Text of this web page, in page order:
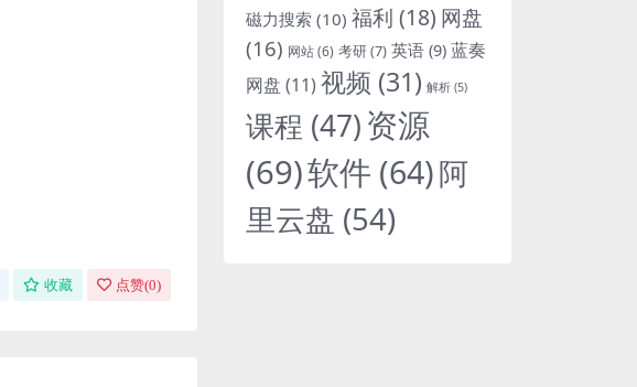
收藏 点赞(0)
磁力搜索 (10) 福利 (18) 网盘
(16) 网站(6) 考研(7) 英语 (9) 蓝奏
网盘 (11) 视频 (31) 解析 (5)
课程 (47)资源
(69)软件 (64)阿
里云盘 (54)